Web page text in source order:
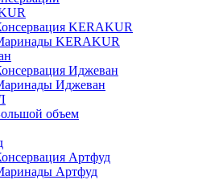
KERAKUR
KERAKUR
Иджеван
Иджеван
объем
Артфуд
Артфуд